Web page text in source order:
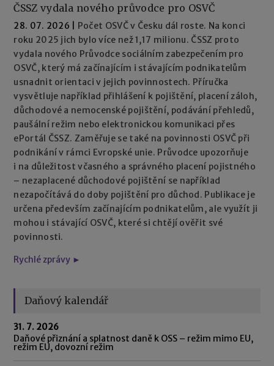
ČSSZ vydala nového průvodce pro OSVČ
28. 07. 2026
Počet OSVČ v Česku dál roste. Na konci
roku 2025 jich bylo více než 1,17 milionu. ČSSZ proto
vydala nového Průvodce sociálním zabezpečením pro
OSVČ, který má začínajícím i stávajícím podnikatelům
usnadnit orientaci v jejich povinnostech. Příručka
vysvětluje například přihlášení k pojištění, placení záloh,
důchodové a nemocenské pojištění, podávání přehledů,
paušální režim nebo elektronickou komunikaci přes
ePortál ČSSZ. Zaměřuje se také na povinnosti OSVČ při
podnikání v rámci Evropské unie. Průvodce upozorňuje
i na důležitost včasného a správného placení pojistného
– nezaplacené důchodové pojištění se například
nezapočítává do doby pojištění pro důchod. Publikace je
určena především začínajícím podnikatelům, ale využít ji
mohou i stávající OSVČ, které si chtějí ověřit své
povinnosti.
Rychlé zprávy ►
Daňový kalendář
31. 7. 2026
Daňové přiznání a splatnost daně k OSS – režim mimo EU,
režim EU, dovozní režim